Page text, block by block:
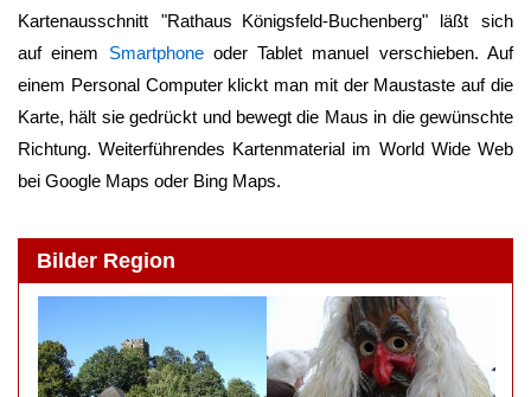
Kartenausschnitt "Rathaus Königsfeld-Buchenberg" läßt sich
auf einem Smartphoneoder Tablet manuel verschieben. Auf
einem Personal Computer klickt man mit der Maustaste auf die
Karte, hält sie gedrückt und bewegt die Maus in die gewünschte
Richtung. Weiterführendes Kartenmaterial im World Wide Web
bei Google Maps oder Bing Maps.
Bilder Region